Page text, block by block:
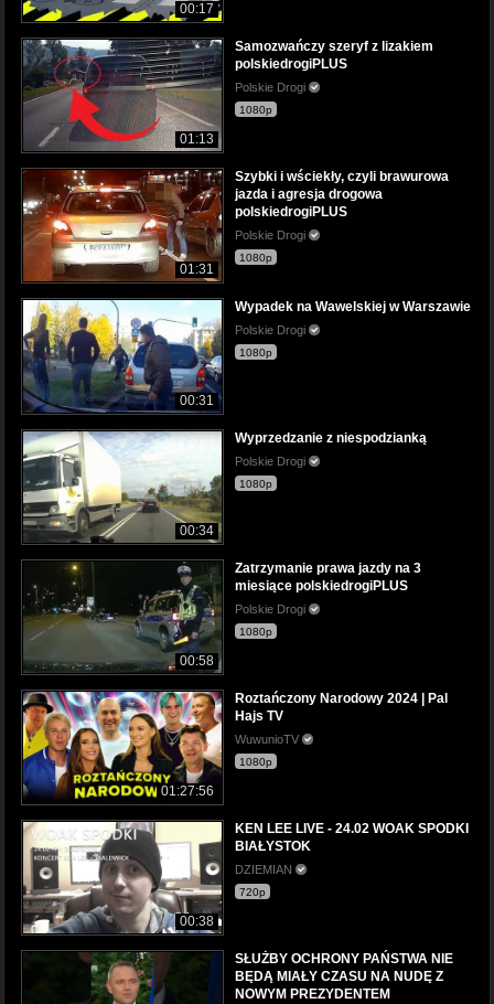
00:17
01:13
Samozwańczy szeryf z lizakiem
polskiedrogiPLUS
Polskie Drogi
1080p
01:31
Szybki i wściekły, czyli brawurowa
jazda i agresja drogowa
polskiedrogiPLUS
Polskie Drogi
1080p
00:31
Wypadek na Wawelskiej w Warszawie
Polskie Drogi
1080p
00:34
Wyprzedzanie z niespodzianką
Polskie Drogi
1080p
00:58
Zatrzymanie prawa jazdy na 3
miesiące polskiedrogiPLUS
Polskie Drogi
1080p
01:27:56
Roztańczony Narodowy 2024 | Pal
Hajs TV
WuwunioTV
1080p
00:38
KEN LEE LIVE - 24.02 WOAK SPODKI
BIAŁYSTOK
DZIEMIAN
720p
SŁUŻBY OCHRONY PAŃSTWA NIE
BĘDĄ MIAŁY CZASU NA NUDĘ Z
NOWYM PREZYDENTEM